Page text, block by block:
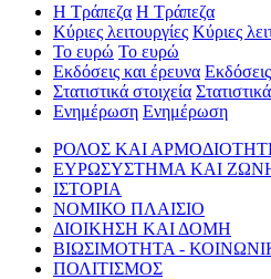
Η Τράπεζα Η Τράπεζα
Κύριες λειτουργίες Κύριες
Το ευρώ Το ευρώ
Εκδόσεις και έρευνα
Στατιστικά στοιχεία
Ενημέρωση Ενημέρωση
ΡΟΛΟΣ ΚΑΙ
ΕΥΡΩΣΥΣΤΗΜΑ ΚΑΙ
ΙΣΤΟΡΙΑ
ΝΟΜΙΚΟ ΠΛΑΙΣΙΟ
ΔΙΟΙΚΗΣΗ ΚΑΙ ΔΟΜΗ
ΒΙΩΣΙΜΟΤΗΤΑ -
ΠΟΛΙΤΙΣΜΟΣ